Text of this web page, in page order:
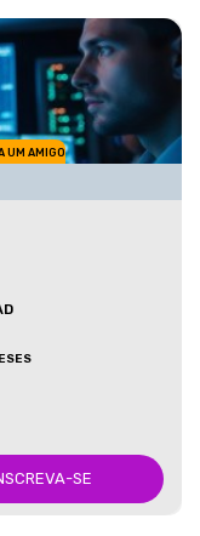
UM AMIGO
SE